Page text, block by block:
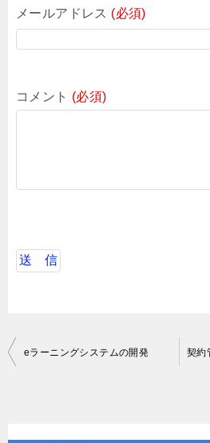
メールアドレス (必須)
コメント (必須)
投
eラーニングシステムの開発